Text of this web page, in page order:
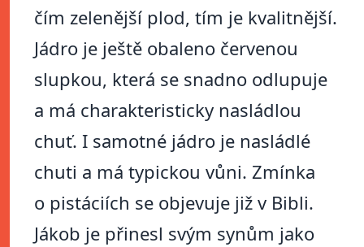
čím zelenější plod, tím je kvalitnější.
Jádro je ještě obaleno červenou
slupkou, která se snadno odlupuje
a má charakteristicky nasládlou
chuť. I samotné jádro je nasládlé
chuti a má typickou vůni. Zmínka
o pistáciích se objevuje již v Bibli.
Jákob je přinesl svým synům jako